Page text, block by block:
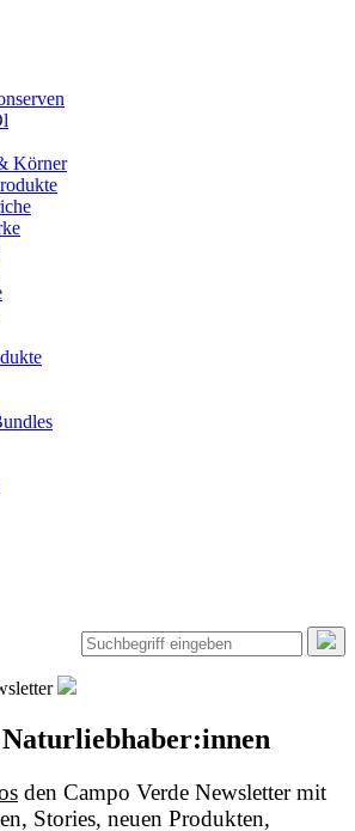
Körner
den Campo Verde Newsletter mit
Stories, neuen Produkten,